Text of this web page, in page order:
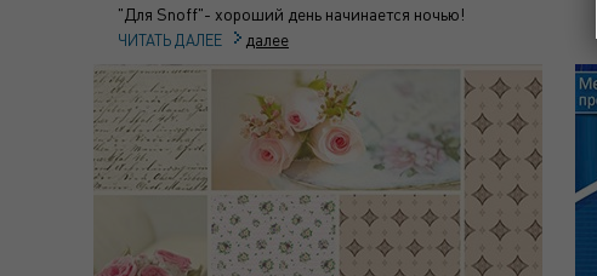
"Для Snoff"- хороший день начинается ночью!
ЧИТАТЬ ДАЛЕЕ далее